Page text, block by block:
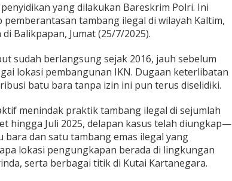
yang dilakukan Bareskrim Polri. Ini
tambang ilegal di wilayah Kaltim,
Balikpapan, Jumat (25/7/2025).
sudah berlangsung sejak 2016, jauh sebelum
lokasi pembangunan IKN. Dugaan keterlibatan
batu bara tanpa izin ini pun terus diselidiki.
menindak praktik tambang ilegal di sejumlah
hingga Juli 2025, delapan kasus telah diungkap—
dan satu tambang emas ilegal yang
lokasi pengungkapan berada di lingkungan
serta berbagai titik di Kutai Kartanegara.